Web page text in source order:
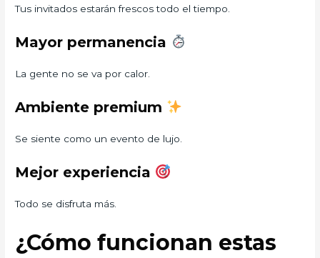
Tus invitados estarán frescos todo el tiempo.
Mayor permanencia
La gente no se va por calor.
Ambiente premium
Se siente como un evento de lujo.
Mejor experiencia
Todo se disfruta más.
¿Cómo funcionan estas